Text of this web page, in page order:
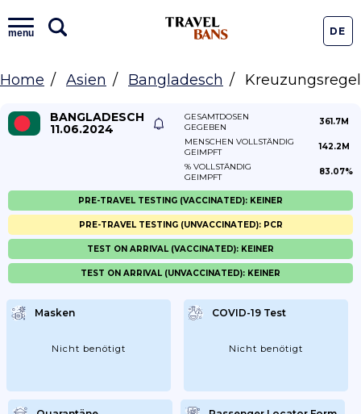
menu DE
Home Asien Bangladesch
BANGLADESCH
11.06.2024
GESAMTDOSEN
GEGEBEN
361.7M
MENSCHEN VOLLSTÄNDIG
GEIMPFT
142.2M
% VOLLSTÄNDIG
GEIMPFT
83.07%
Masken
Nicht benötigt
COVID-19 Test
Nicht benötigt
PRE-TRAVEL TESTING (VACCINATED): KEINER
PRE-TRAVEL TESTING (UNVACCINATED): PCR
TEST ON ARRIVAL (VACCINATED): KEINER
TEST ON ARRIVAL (UNVACCINATED): KEINER